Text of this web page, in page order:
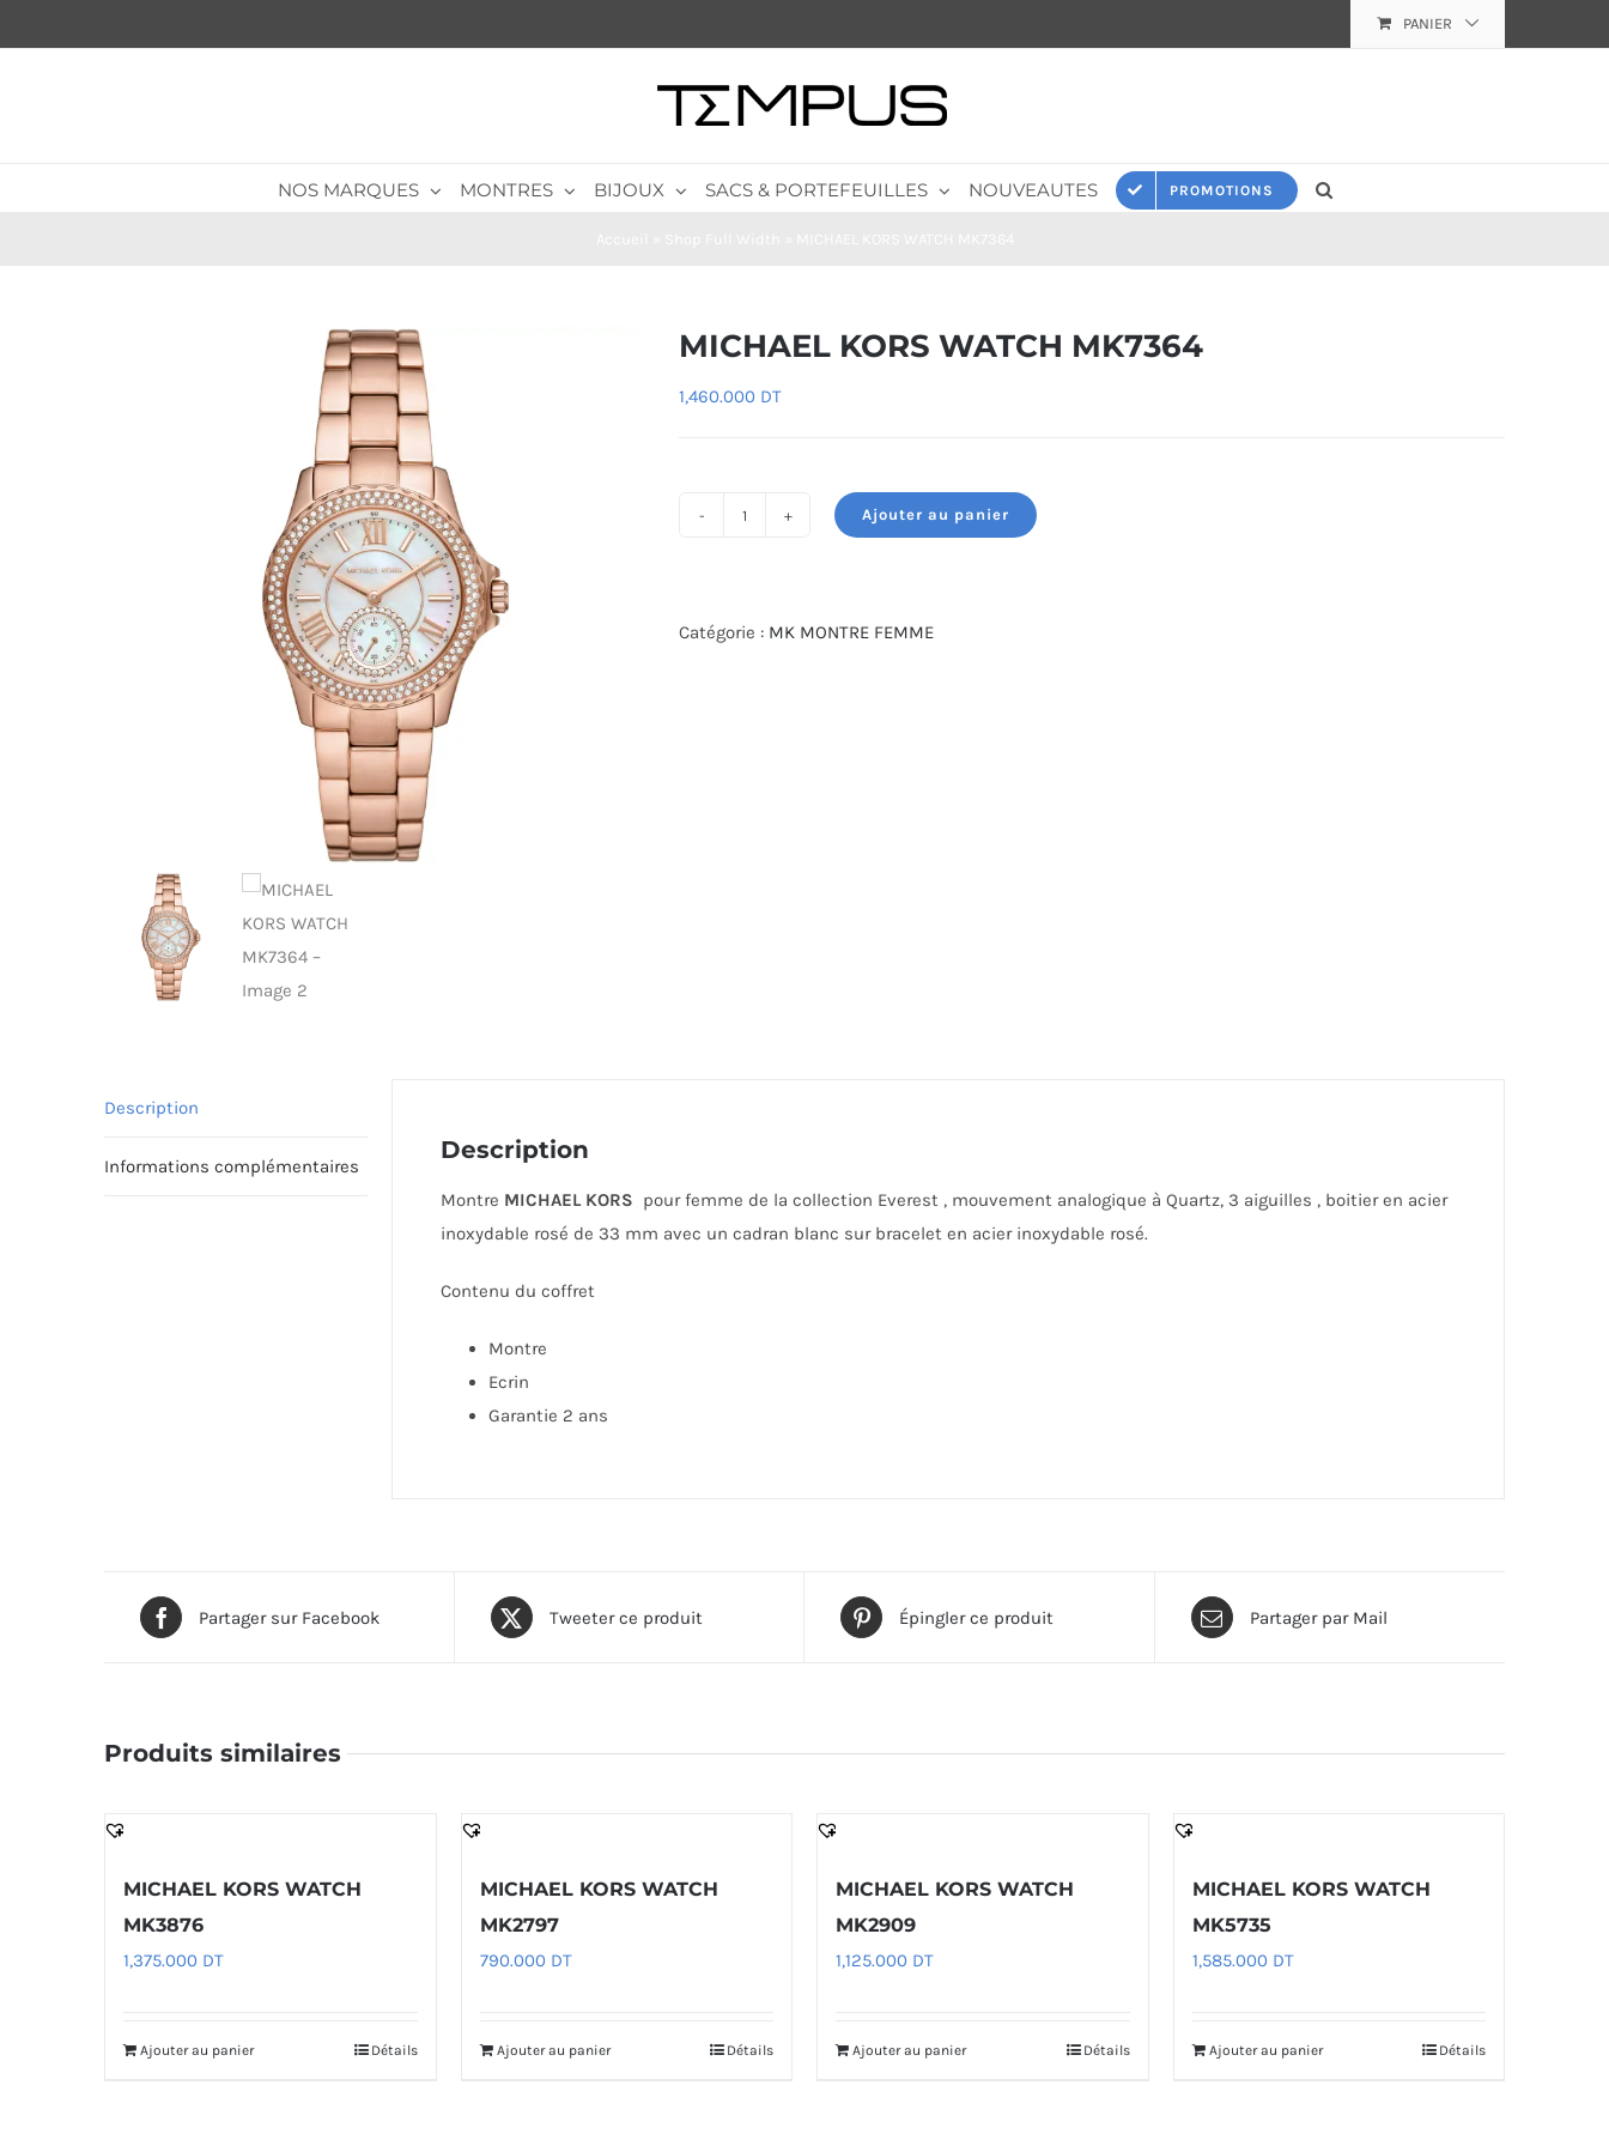
au
PANIER
NOS MARQUES MONTRES BIJOUX SACS & PORTEFEUILLES NOUVEAUTES PROMOTIONS
MICHAEL KORS WATCH MK7364
1,460.000 DT
KORS
Ajouter au panier
Catégorie : MK MONTRE FEMME
Description
Informations complémentaires
Description
Montre MICHAEL KORS pour femme de la collection Everest , mouvement analogique à Quartz, 3 aiguilles , boitier en acier
inoxydable rosé de 33 mm avec un cadran blanc sur bracelet en acier inoxydable rosé.
Contenu du coffret
Montre
Ecrin
Garantie 2 ans
Partager sur Facebook Tweeter ce produit Épingler ce produit Partager par Mail
Produits similaires
MICHAEL KORS WATCH
MK3876
1,375.000 DT
Ajouter au panier Détails
MICHAEL KORS WATCH
MK2797
790.000 DT
Ajouter au panier Détails
MICHAEL KORS WATCH
MK2909
1,125.000 DT
Ajouter au panier Détails
MICHAEL KORS WATCH
MK5735
1,585.000 DT
Ajouter au panier Détails